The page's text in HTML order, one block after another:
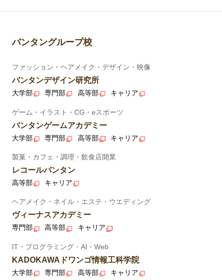
バンタングループ校
ファッション・ヘアメイク・デザイン・映像
バンタンデザイン研究所
大学部 専門部 高等部 キャリア
ゲーム・イラスト・CG・eスポーツ
バンタンゲームアカデミー
大学部 専門部 高等部 キャリア
製菓・カフェ・調理・飲食店開業
レコールバンタン
高等部 キャリア
ヘアメイク・ネイル・エステ・ウエディング
ヴィーナスアカデミー
専門部 高等部 キャリア
IT・プログラミング・AI・Web
KADOKAWAドワンゴ情報工科学院
大学部 専門部 高等部 キャリア